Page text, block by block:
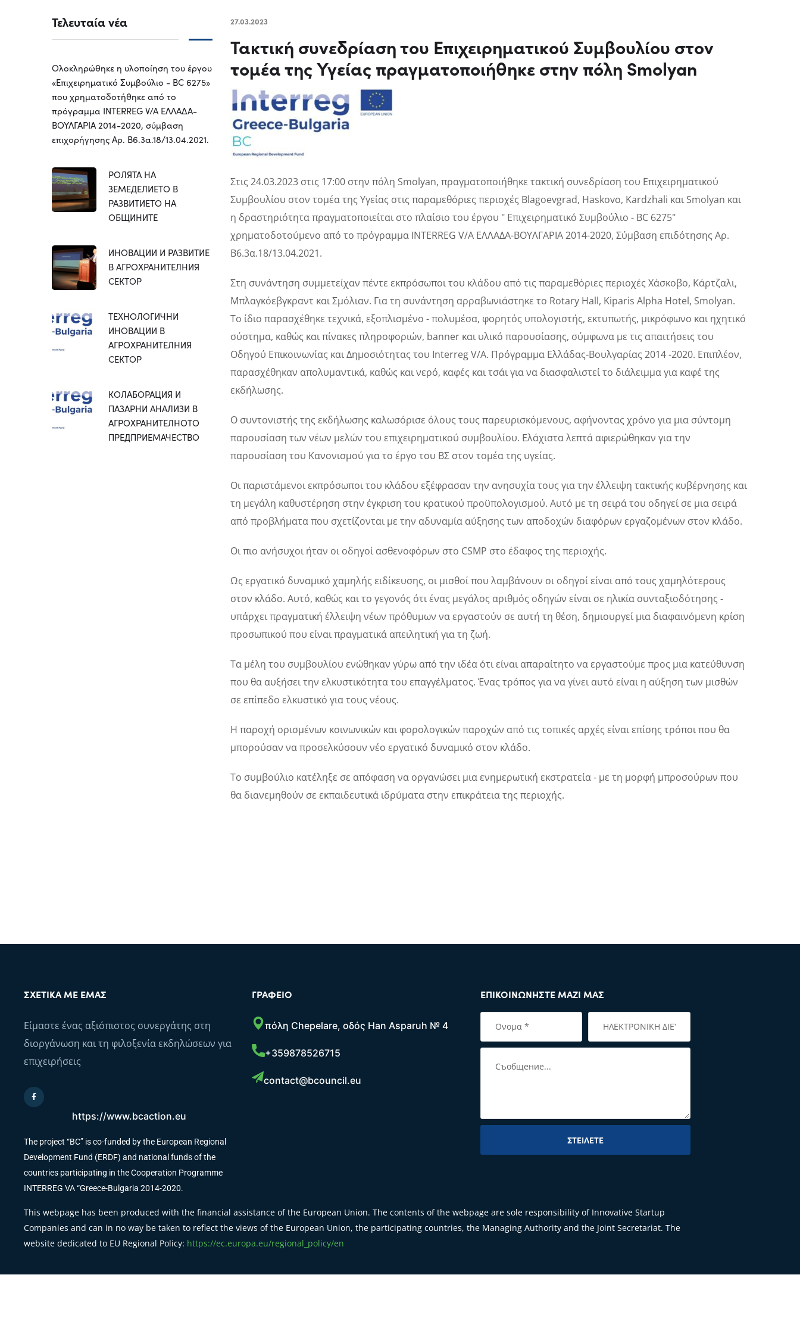
27.03.2023
Τακτική συνεδρίαση του Επιχειρηματικού Συμβουλίου στον
τομέα της Υγείας πραγματοποιήθηκε στην πόλη Smolyan
Στις 24.03.2023 στις 17:00 στην πόλη Smolyan, πραγματοποιήθηκε τακτική συνεδρίαση του Επιχειρηματικού
Συμβουλίου στον τομέα της Υγείας στις παραμεθόριες περιοχές Blagoevgrad, Haskovo, Kardzhali και Smolyan και
η δραστηριότητα πραγματοποιείται στο πλαίσιο του έργου " Επιχειρηματικό Συμβούλιο - BC 6275"
χρηματοδοτούμενο από το πρόγραμμα INTERREG V/A ΕΛΛΑΔΑ-ΒΟΥΛΓΑΡΙΑ 2014-2020, Σύμβαση επιδότησης Αρ.
Β6.3α.18/13.04.2021.
Στη συνάντηση συμμετείχαν πέντε εκπρόσωποι του κλάδου από τις παραμεθόριες περιοχές Χάσκοβο, Κάρτζαλι,
Μπλαγκόεβγκραντ και Σμόλιαν. Για τη συνάντηση αρραβωνιάστηκε το Rotary Hall, Kiparis Alpha Hotel, Smolyan.
Το ίδιο παρασχέθηκε τεχνικά, εξοπλισμένο - πολυμέσα, φορητός υπολογιστής, εκτυπωτής, μικρόφωνο και ηχητικό
σύστημα, καθώς και πίνακες πληροφοριών, banner και υλικό παρουσίασης, σύμφωνα με τις απαιτήσεις του
Οδηγού Επικοινωνίας και Δημοσιότητας του Interreg V/A. Πρόγραμμα Ελλάδας-Βουλγαρίας 2014 -2020. Επιπλέον,
παρασχέθηκαν απολυμαντικά, καθώς και νερό, καφές και τσάι για να διασφαλιστεί το διάλειμμα για καφέ της
εκδήλωσης.
Ο συντονιστής της εκδήλωσης καλωσόρισε όλους τους παρευρισκόμενους, αφήνοντας χρόνο για μια σύντομη
παρουσίαση των νέων μελών του επιχειρηματικού συμβουλίου. Ελάχιστα λεπτά αφιερώθηκαν για την
παρουσίαση του Κανονισμού για το έργο του ΒΣ στον τομέα της υγείας.
Οι παριστάμενοι εκπρόσωποι του κλάδου εξέφρασαν την ανησυχία τους για την έλλειψη τακτικής κυβέρνησης και
τη μεγάλη καθυστέρηση στην έγκριση του κρατικού προϋπολογισμού. Αυτό με τη σειρά του οδηγεί σε μια σειρά
από προβλήματα που σχετίζονται με την αδυναμία αύξησης των αποδοχών διαφόρων εργαζομένων στον κλάδο.
Οι πιο ανήσυχοι ήταν οι οδηγοί ασθενοφόρων στο CSMP στο έδαφος της περιοχής.
Ως εργατικό δυναμικό χαμηλής ειδίκευσης, οι μισθοί που λαμβάνουν οι οδηγοί είναι από τους χαμηλότερους
στον κλάδο. Αυτό, καθώς και το γεγονός ότι ένας μεγάλος αριθμός οδηγών είναι σε ηλικία συνταξιοδότησης -
υπάρχει πραγματική έλλειψη νέων πρόθυμων να εργαστούν σε αυτή τη θέση, δημιουργεί μια διαφαινόμενη κρίση
προσωπικού που είναι πραγματικά απειλητική για τη ζωή.
Τα μέλη του συμβουλίου ενώθηκαν γύρω από την ιδέα ότι είναι απαραίτητο να εργαστούμε προς μια κατεύθυνση
που θα αυξήσει την ελκυστικότητα του επαγγέλματος. Ένας τρόπος για να γίνει αυτό είναι η αύξηση των μισθών
σε επίπεδο ελκυστικό για τους νέους.
Η παροχή ορισμένων κοινωνικών και φορολογικών παροχών από τις τοπικές αρχές είναι επίσης τρόποι που θα
μπορούσαν να προσελκύσουν νέο εργατικό δυναμικό στον κλάδο.
Το συμβούλιο κατέληξε σε απόφαση να οργανώσει μια ενημερωτική εκστρατεία - με τη μορφή μπροσούρων που
θα διανεμηθούν σε εκπαιδευτικά ιδρύματα στην επικράτεια της περιοχής.
Τελευταία νέα
Ολοκληρώθηκε η υλοποίηση του έργου
«Επιχειρηματικό Συμβούλιο - BC 6275»
που χρηματοδοτήθηκε από το
πρόγραμμα INTERREG V/A ΕΛΛΑΔΑ-
ΒΟΥΛΓΑΡΙΑ 2014-2020, σύμβαση
επιχορήγησης Αρ. Β6.3α.18/13.04.2021.
РОЛЯТА НА
ЗЕМЕДЕЛИЕТО В
РАЗВИТИЕТО НА
ОБЩИНИТЕ
ИНОВАЦИИ И РАЗВИТИЕ
В АГРОХРАНИТЕЛНИЯ
СЕКТОР
ТЕХНОЛОГИЧНИ
ИНОВАЦИИ В
АГРОХРАНИТЕЛНИЯ
СЕКТОР
КОЛАБОРАЦИЯ И
ПАЗАРНИ АНАЛИЗИ В
АГРОХРАНИТЕЛНОТО
ПРЕДПРИЕМАЧЕСТВО
ΣΧΕΤΙΚΆ ΜΕ ΕΜΆΣ
Είμαστε ένας αξιόπιστος συνεργάτης στη
διοργάνωση και τη φιλοξενία εκδηλώσεων για
επιχειρήσεις
https://www.bcaction.eu
The project “BC” is co-funded by the European Regional
Development Fund (ERDF) and national funds of the
countries participating in the Cooperation Programme
INTERREG VA “Greece-Bulgaria 2014-2020.
ΓΡΑΦΕΊΟ
πόλη Chepelare, οδός Han Asparuh № 4
+359878526715
contact@bcouncil.eu
ΕΠΙΚΟΙΝΩΝΉΣΤΕ ΜΑΖΊ ΜΑΣ
ΣΤΕΊΛΕΤΕ
This webpage has been produced with the financial assistance of the European Union. The contents of the webpage are sole responsibility of Innovative Startup
Companies and can in no way be taken to reflect the views of the European Union, the participating countries, the Managing Authority and the Joint Secretariat. The
website dedicated to EU Regional Policy: https://ec.europa.eu/regional_policy/en